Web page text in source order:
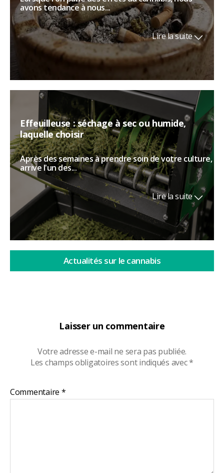
Laisser un commentaire
Votre adresse e-mail ne sera pas publiée.
Les champs obligatoires sont indiqués avec*
Commentaire *
avons tendance à nous...
Lire la suite
Effeuilleuse : séchage à sec ou humide,
laquelle choisir
Après des semaines à prendre soin de votre culture,
arrive l'un des...
Lire la suite
Actualités sur le cannabis